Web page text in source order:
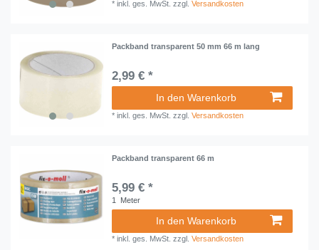
*inkl. ges. MwSt. zzgl.Versandkosten
Packband transparent 50 mm 66 m lang
2,99 € *
In den Warenkorb
*inkl. ges. MwSt. zzgl.Versandkosten
Packband transparent 66 m
5,99 € *
1 Meter
In den Warenkorb
*inkl. ges. MwSt. zzgl.Versandkosten